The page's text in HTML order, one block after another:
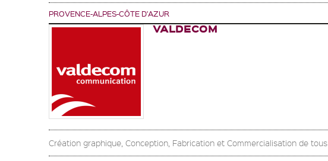
PROVENCE-ALPES-CÔTE D'AZUR
VALDECOM
Création graphique, Conception, Fabrication et Commercialisation de